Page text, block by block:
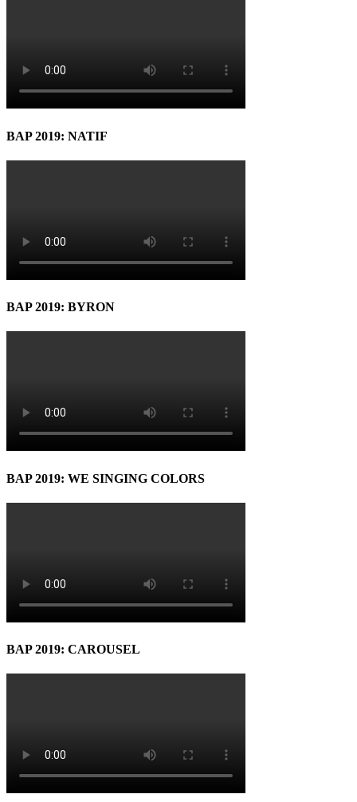
BAP 2019: NATIF
BAP 2019: BYRON
BAP 2019: WE SINGING COLORS
BAP 2019: CAROUSEL